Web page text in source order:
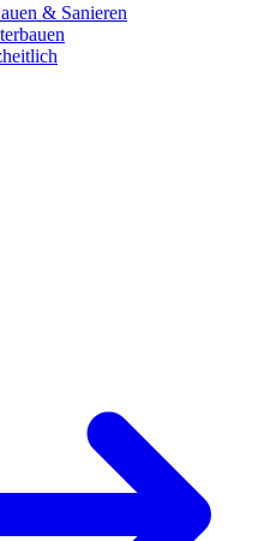
& Sanieren